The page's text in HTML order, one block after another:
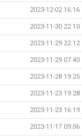
2023-12-02 16:16
2023-11-30 22:10
2023-11-29 22:12
2023-11-29 07:40
2023-11-28 19:25
2023-11-23 19:28
2023-11-23 16:19
2023-11-17 09:06